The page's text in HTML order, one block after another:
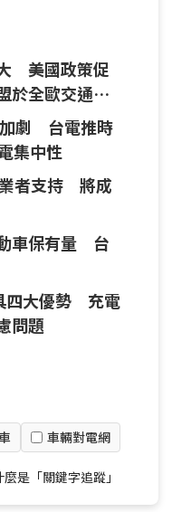
美國政策促
於全歐交通網
加劇 台電推時
集中性
者支持 將成
車保有量 台
四大優勢 充電
問題
車輛對電網
麼是「關鍵字追蹤」